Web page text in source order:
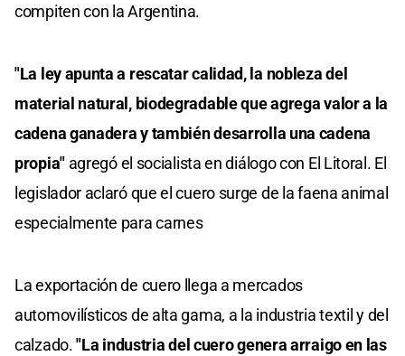
compiten con la Argentina.
"La ley apunta a rescatar calidad, la nobleza del
material natural, biodegradable que agrega valor a la
cadena ganadera y también desarrolla una cadena
propia"agregó el socialista en diálogo con El Litoral. El
legislador aclaró que el cuero surge de la faena animal
especialmente para carnes
La exportación de cuero llega a mercados
automovilísticos de alta gama, a la industria textil y del
calzado."La industria del cuero genera arraigo en las